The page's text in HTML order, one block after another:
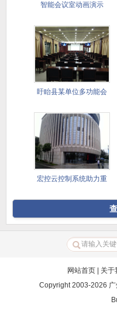
智能会议室动画演示
盱眙县某单位多功能会
宏控云控制系统助力重
网站首页| 关于
Copyright 2003-2026